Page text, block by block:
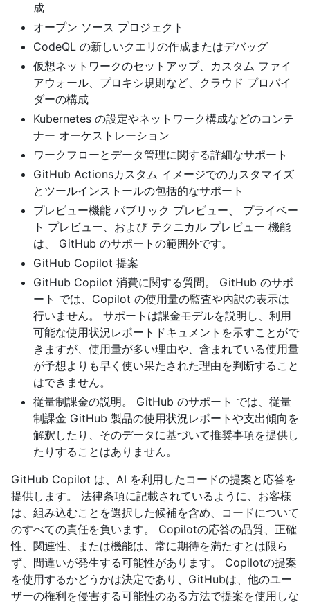
成
オープン ソース プロジェクト
CodeQL の新しいクエリの作成またはデバッグ
仮想ネットワークのセットアップ、カスタム ファイ
アウォール、プロキシ規則など、クラウド プロバイ
ダーの構成
Kubernetes の設定やネットワーク構成などのコンテ
ナー オーケストレーション
ワークフローとデータ管理に関する詳細なサポート
GitHub Actionsカスタム イメージでのカスタマイズ
とツールインストールの包括的なサポート
プレビュー機能 パブリック プレビュー、 プライベー
ト プレビュー、および テクニカル プレビュー 機能
は、 GitHub のサポートの範囲外です。
GitHub Copilot 提案
GitHub Copilot 消費に関する質問。 GitHub のサポ
ート では、Copilot の使用量の監査や内訳の表示は
行いません。 サポートは課金モデルを説明し、利用
可能な使用状況レポートドキュメントを示すことがで
きますが、使用量が多い理由や、含まれている使用量
が予想よりも早く使い果たされた理由を判断すること
はできません。
従量制課金の説明。 GitHub のサポート では、従量
制課金 GitHub 製品の使用状況レポートや支出傾向を
解釈したり、そのデータに基づいて推奨事項を提供し
たりすることはありません。
GitHub Copilot は、AI を利用したコードの提案と応答を
提供します。 法律条項に記載されているように、お客様
は、組み込むことを選択した候補を含め、コードについて
のすべての責任を負います。 Copilotの応答の品質、正確
性、関連性、または機能は、常に期待を満たすとは限ら
ず、間違いが発生する可能性があります。 Copilotの提案
を使用するかどうかは決定であり、GitHubは、他のユー
ザーの権利を侵害する可能性のある方法で提案を使用しな